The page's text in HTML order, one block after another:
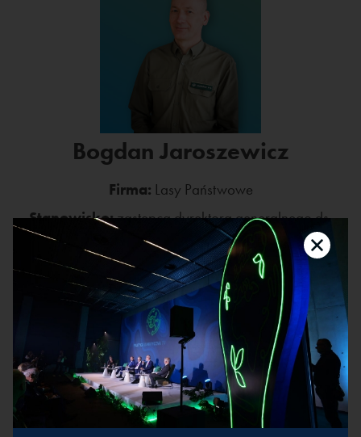
Bogdan Jaroszewicz
Firma: Lasy Państwowe
Stanowisko:zastępca dyrektora generalnego ds.
ochrony zasobów przyrodniczych
Profesor nauk ścisłych i przyrodniczych, leśnik, od
lutego 2024 roku Zastępca Dyrektora Generalnego
Lasów Państwowych ds. Ochrony Zasobów
Przyrodniczych. Wieloletni kierownik Białowieskiej
Stacji Geobotanicznej Uniwersytetu
Warszawskiego, wcześniej wicedyrektor